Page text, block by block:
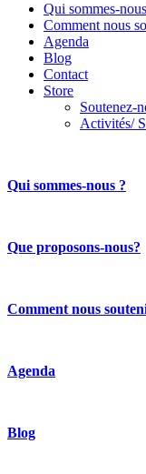
Qui sommes-
Comment nous
Agenda
Blog
Contact
Store
Soutenez-
Activités/
Qui sommes-nous ?
Que proposons-nous?
Comment nous
Agenda
Blog